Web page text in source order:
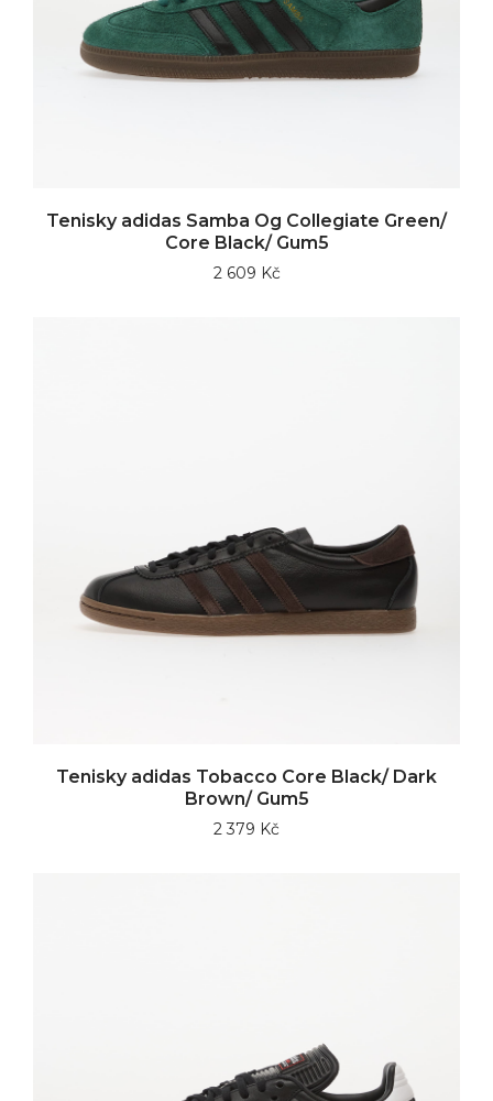
Tenisky adidas Samba Og Collegiate Green/
Core Black/ Gum5
2 609 Kč
Tenisky adidas Tobacco Core Black/ Dark
Brown/ Gum5
2 379 Kč